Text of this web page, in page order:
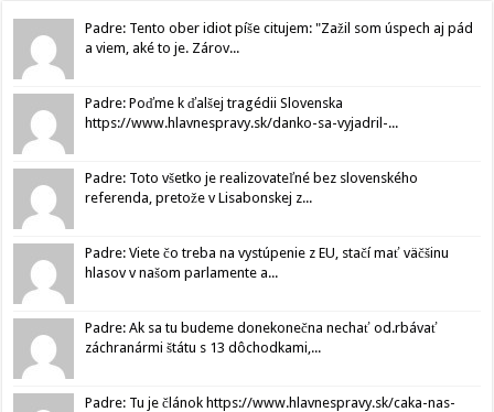
Padre: Tento ober idiot píše citujem: "Zažil som úspech aj pád
a viem, aké to je. Zárov...
Padre: Poďme k ďalšej tragédii Slovenska
https://www.hlavnespravy.sk/danko-sa-vyjadril-...
Padre: Toto všetko je realizovateľné bez slovenského
referenda, pretože v Lisabonskej z...
Padre: Viete čo treba na vystúpenie z EU, stačí mať väčšinu
hlasov v našom parlamente a...
Padre: Ak sa tu budeme donekonečna nechať od.rbávať
záchranármi štátu s 13 dôchodkami,...
Padre: Tu je článok https://www.hlavnespravy.sk/caka-nas-